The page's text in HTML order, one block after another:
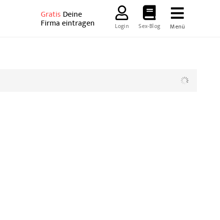
Gratis Deine
Firma eintragen Login Sex-Blog Menü